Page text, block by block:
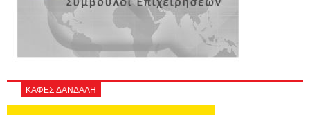
ΚΑΦΕΣ ΔΑΝΔΑΛΗ